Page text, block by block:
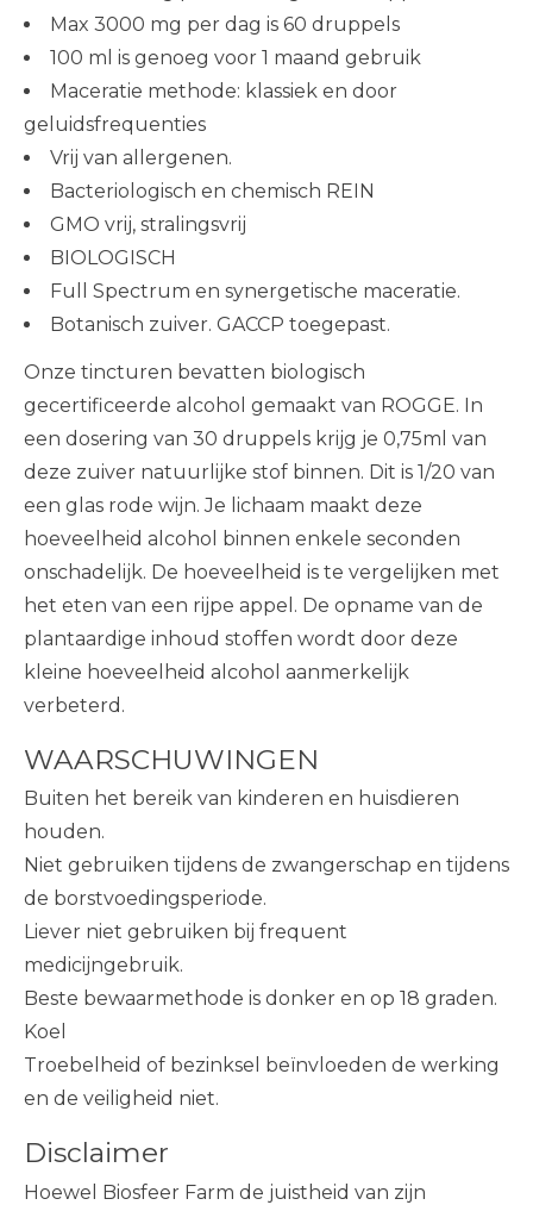
Max 3000 mg per dag is 60 druppels
100 ml is genoeg voor 1 maand gebruik
Maceratie methode: klassiek en door
geluidsfrequenties
Vrij van allergenen.
Bacteriologisch en chemisch REIN
GMO vrij, stralingsvrij
BIOLOGISCH
Full Spectrum en synergetische maceratie.
Botanisch zuiver. GACCP toegepast.
Onze tincturen bevatten biologisch
gecertificeerde alcohol gemaakt van ROGGE. In
een dosering van 30 druppels krijg je 0,75ml van
deze zuiver natuurlijke stof binnen. Dit is 1/20 van
een glas rode wijn. Je lichaam maakt deze
hoeveelheid alcohol binnen enkele seconden
onschadelijk. De hoeveelheid is te vergelijken met
het eten van een rijpe appel. De opname van de
plantaardige inhoud stoffen wordt door deze
kleine hoeveelheid alcohol aanmerkelijk
verbeterd.
WAARSCHUWINGEN
Buiten het bereik van kinderen en huisdieren
houden.
Niet gebruiken tijdens de zwangerschap en tijdens
de borstvoedingsperiode.
Liever niet gebruiken bij frequent
medicijngebruik.
Beste bewaarmethode is donker en op 18 graden.
Koel
Troebelheid of bezinksel beïnvloeden de werking
en de veiligheid niet.
Disclaimer
Hoewel Biosfeer Farm de juistheid van zijn